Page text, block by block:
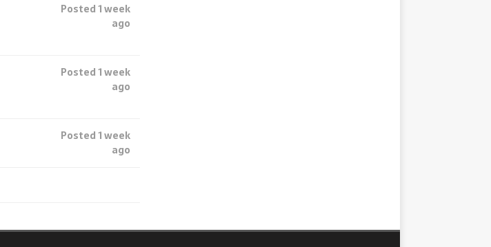
Posted 1 week
ago
Posted 1 week
ago
Posted 1 week
ago